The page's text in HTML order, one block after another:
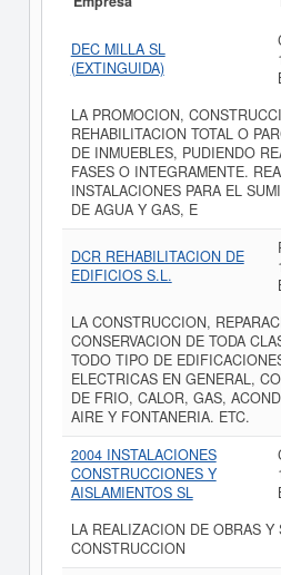
DEC MILLA SL
(EXTINGUIDA)
LA PROMOCION,
REHABILITACION TOTAL O
DE INMUEBLES, PUDIENDO
FASES O INTEGRAMENTE.
INSTALACIONES PARA EL
DE AGUA Y GAS, E
DCR REHABILITACION DE
EDIFICIOS S.L.
LA CONSTRUCCION,
CONSERVACION DE TODA
TODO TIPO DE
ELECTRICAS EN GENERAL,
DE FRIO, CALOR, GAS,
AIRE Y FONTANERIA. ETC.
2004 INSTALACIONES
CONSTRUCCIONES Y
AISLAMIENTOS SL
LA REALIZACION DE OBRAS Y
CONSTRUCCION